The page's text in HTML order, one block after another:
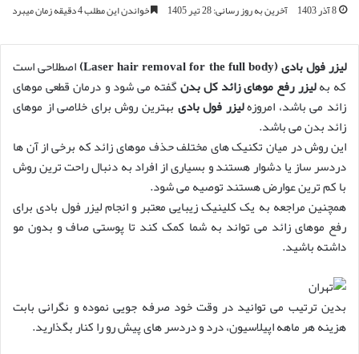
8 آذر 1403 آخرین به روز رسانی: 28 تیر 1405 خواندن این مطلب 4 دقیقه زمان میبرد
لیزر فول بادی(
Laser hair removal for the full body
)اصطلاحی است
که بهلیزر رفع موهای زائد کل بدنگفته می شود و درمان قطعی موهای
زائد می باشد، امروزهلیزر فول بادی بهترین روش برای خلاصی از موهای
زائد بدن می باشد.
این روش در میان تکنیک های مختلف حذف موهای زائد که برخی از آن ها
دردسر ساز یا دشوار هستند و بسیاری از افراد به دنبال راحت ترین روش
با کم ترین عوارض هستند توصیه می شود.
همچنین مراجعه به یک کلینیک زیبایی معتبر و انجام لیزر فول بادی برای
رفع موهای زائد می تواند به شما کمک کند تا پوستی صاف و بدون مو
داشته باشید.
بدین ترتیب می توانید در وقت خود صرفه جویی نموده و نگرانی بابت
هزینه هر ماهه اپیلاسیون، درد و دردسر های پیش رو را کنار بگذارید.